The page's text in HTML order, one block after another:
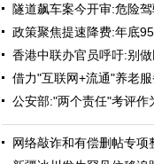
隧道飙车案今开审:危险
政策聚焦提速降费:年底
香港中联办官员呼吁:别
借力"互联网+流通"养老
公安部:"两个责任"考评作
网络敲诈和有偿删帖专项